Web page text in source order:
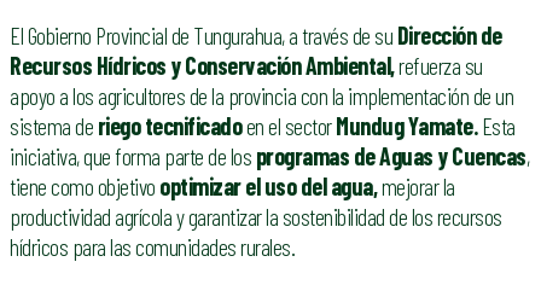
El Gobierno Provincial de Tungurahua, a través de su Dirección de
Recursos Hídricos y Conservación Ambiental,refuerza su
apoyo a los agricultores de la provincia con la implementación de un
sistema de riego tecnificadoen el sectorMundug Yamate.Esta
iniciativa, que forma parte de los programas de Aguas y Cuencas,
tiene como objetivo optimizar el uso del agua,mejorar la
productividad agrícola y garantizar la sostenibilidad de los recursos
hídricos para las comunidades rurales.